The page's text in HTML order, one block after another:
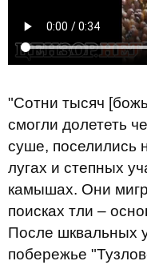
"Сотни тысяч
смогли долететь
суше, поселились
лугах и степных
камышах. Они
поисках тли –
После шквальных
побережье